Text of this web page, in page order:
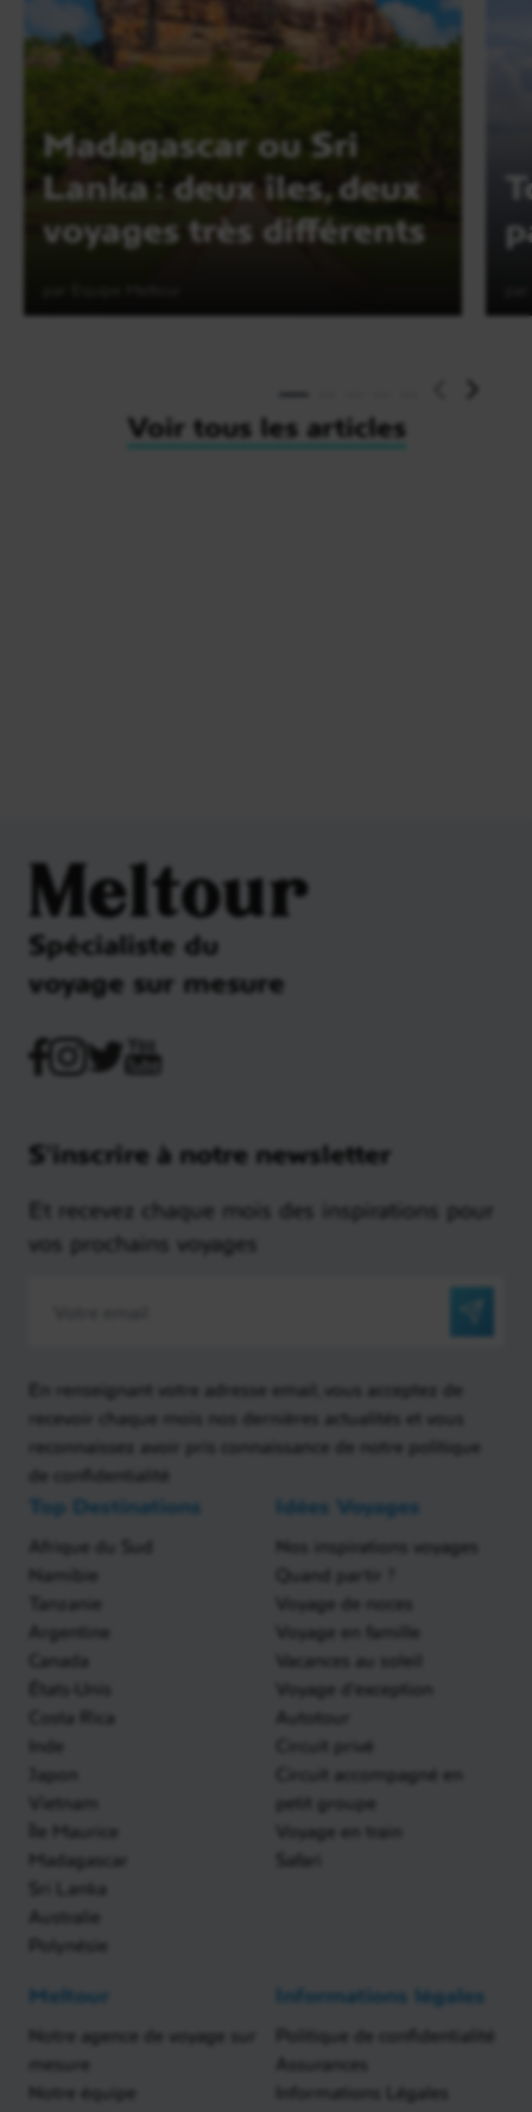
Madagascar ou Sri
Lanka : deux îles, deux
voyages très différents
Voir tous les articles
Meltour
Spécialiste du
voyage sur mesure
S'inscrire à notre newsletter
Et recevez chaque mois des inspirations pour
vos prochains voyages
En renseignant votre adresse email, vous acceptez de
recevoir chaque mois nos dernières actualités et vous
reconnaissez avoir pris connaissance de notre politique
de confidentialité
Top Destinations
Afrique du Sud
Namibie
Tanzanie
Argentine
Canada
États-Unis
Costa Rica
Inde
Japon
Vietnam
Île Maurice
Madagascar
Sri Lanka
Australie
Polynésie
Idées Voyages
Nos inspirations voyages
Quand partir ?
Voyage de noces
Voyage en famille
Vacances au soleil
Voyage d'exception
Autotour
Circuit privé
Circuit accompagné en
petit groupe
Voyage en train
Safari
Meltour
Notre agence de voyage sur
mesure
Notre équipe
Informations légales
Politique de confidentialité
Assurances
Informations Légales